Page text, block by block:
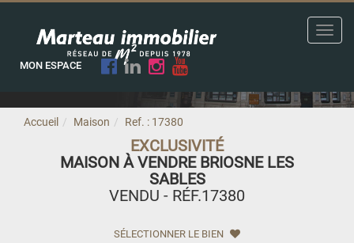
MON ESPACE
Accueil Maison Ref. : 17380
EXCLUSIVITÉ
MAISON À VENDRE BRIOSNE LES
SABLES
VENDU - RÉF.17380
SÉLECTIONNER LE BIEN